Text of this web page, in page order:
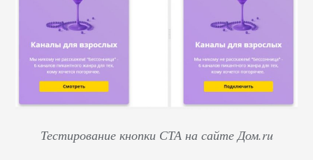
Тестирование кнопки СТА на сайте Дом.ru